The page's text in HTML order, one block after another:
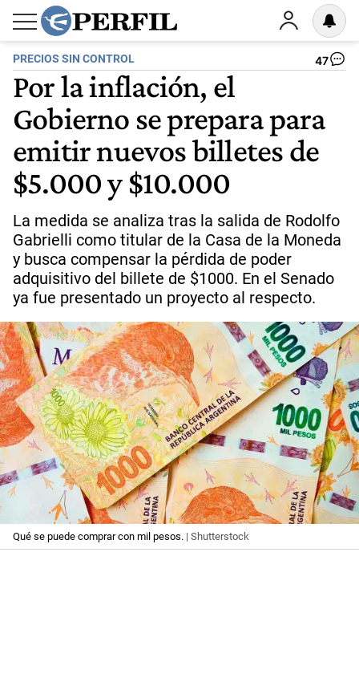
PRECIOS SIN CONTROL 47
Por la inflación, el
Gobierno se prepara para
emitir nuevos billetes de
$5.000 y $10.000
La medida se analiza tras la salida de Rodolfo
Gabrielli como titular de la Casa de la Moneda
y busca compensar la pérdida de poder
adquisitivo del billete de $1000. En el Senado
ya fue presentado un proyecto al respecto.
Qué se puede comprar con mil pesos. | Shutterstock